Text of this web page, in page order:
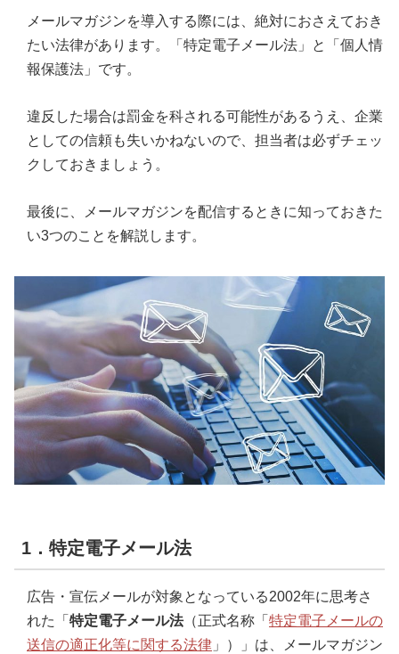
メールマガジンを導入する際には、絶対におさえておき
たい法律があります。「特定電子メール法」と「個人情
報保護法」です。
違反した場合は罰金を科される可能性があるうえ、企業
としての信頼も失いかねないので、担当者は必ずチェッ
クしておきましょう。
最後に、メールマガジンを配信するときに知っておきた
い3つのことを解説します。
1．特定電子メール法
広告・宣伝メールが対象となっている2002年に思考さ
れた「 特定電子メール法（正式名称「 特定電子メールの
送信の適正化等に関する法律 」）」は、メールマガジン